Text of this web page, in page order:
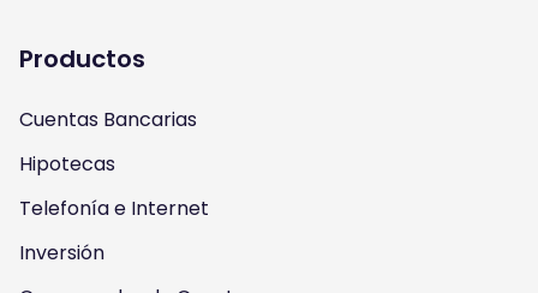
a
a
m
u
b
k
t
Productos
Cuentas Bancarias
Hipotecas
Telefonía e Internet
Inversión